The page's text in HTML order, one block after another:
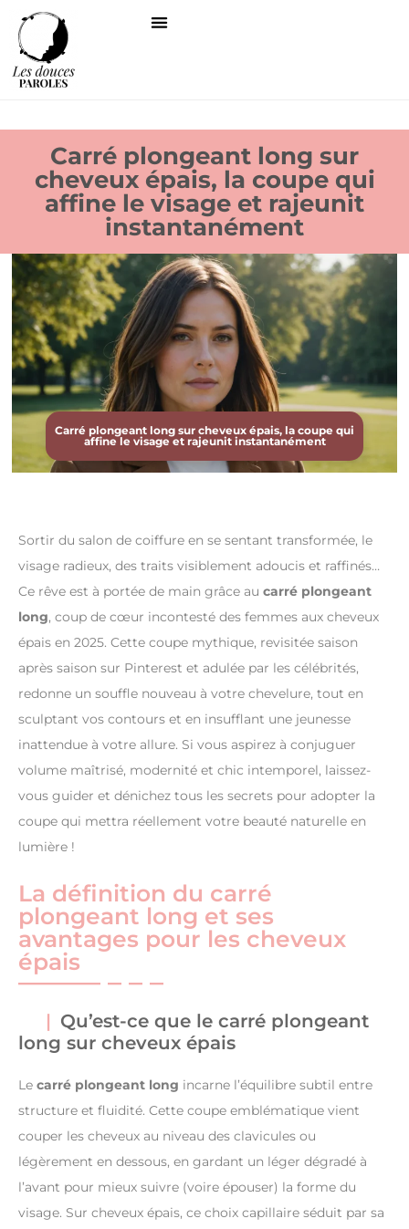
Carré plongeant long sur
cheveux épais, la coupe qui
affine le visage et rajeunit
instantanément
Carré plongeant long sur cheveux épais, la coupe qui
affine le visage et rajeunit instantanément
Sortir du salon de coiffure en se sentant transformée, le
visage radieux, des traits visiblement adoucis et raffinés…
Ce rêve est à portée de main grâce au carré plongeant
long, coup de cœur incontesté des femmes aux cheveux
épais en 2025. Cette coupe mythique, revisitée saison
après saison sur Pinterest et adulée par les célébrités,
redonne un souffle nouveau à votre chevelure, tout en
sculptant vos contours et en insufflant une jeunesse
inattendue à votre allure. Si vous aspirez à conjuguer
volume maîtrisé, modernité et chic intemporel, laissez-
vous guider et dénichez tous les secrets pour adopter la
coupe qui mettra réellement votre beauté naturelle en
lumière !
La définition du carré
plongeant long et ses
avantages pour les cheveux
épais
Qu’est-ce que le carré plongeant
long sur cheveux épais
Le carré plongeant long incarne l’équilibre subtil entre
structure et fluidité. Cette coupe emblématique vient
couper les cheveux au niveau des clavicules ou
légèrement en dessous, en gardant un léger dégradé à
l’avant pour mieux suivre (voire épouser) la forme du
visage. Sur cheveux épais, ce choix capillaire séduit par sa